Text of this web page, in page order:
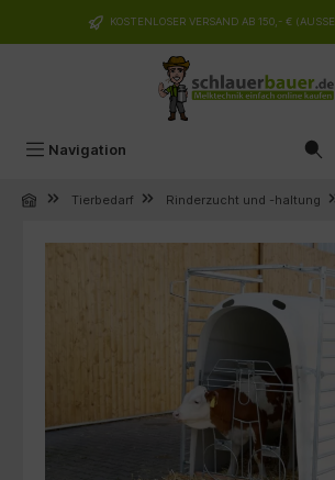
springen KOSTENLOSER VERSAND AB 150,- €
Navigation
Tierbedarf Rinderzucht und -haltung